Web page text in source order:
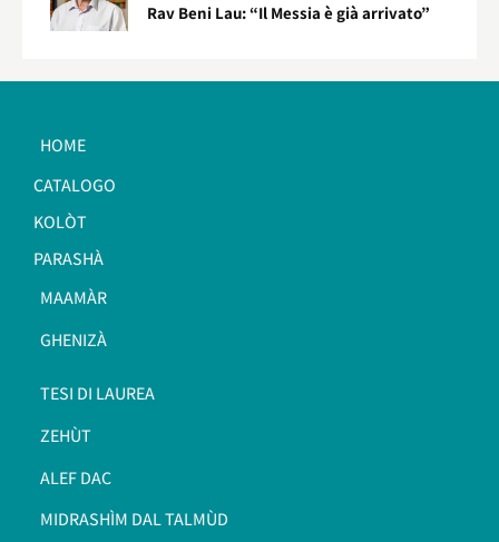
Rav Beni Lau: “Il Messia è già arrivato”
HOME
CATALOGO
KOLÒT
PARASHÀ
MAAMÀR
GHENIZÀ
TESI DI LAUREA
ZEHÙT
ALEF DAC
MIDRASHÌM DAL TALMÙD